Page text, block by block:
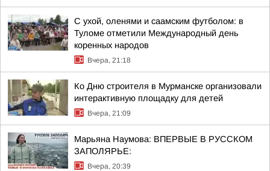
С ухой, оленями и саамским футболом: в
Туломе отметили Международный день
коренных народов
Вчера, 21:18
Ко Дню строителя в Мурманске организовали
интерактивную площадку для детей
Вчера, 21:09
Марьяна Наумова: ВПЕРВЫЕ В РУССКОМ
ЗАПОЛЯРЬЕ:
Вчера, 20:39